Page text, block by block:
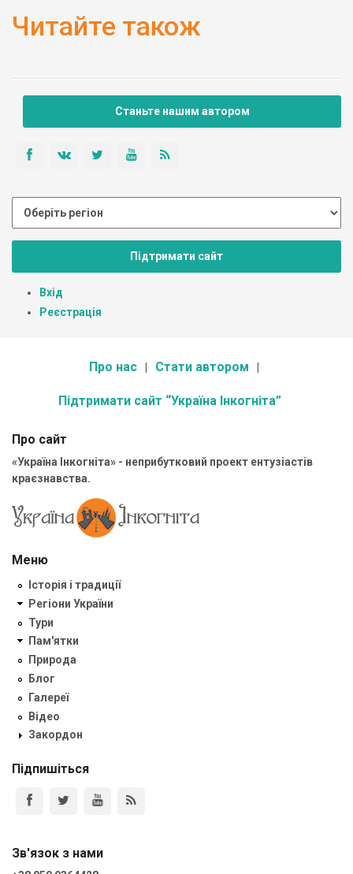
Читайте також
Станьте нашим автором
Підтримати сайт
Вхід
Реєстрація
Про нас Стати автором
Підтримати сайт “Україна Інкогніта”
Про сайт
«Україна Інкогніта» - неприбутковий проект ентузіастів
краєзнавства.
Меню
Історія і традиції
Регіони України
Тури
Пам'ятки
Природа
Блог
Галереї
Відео
Закордон
Підпишіться
Зв'язок з нами